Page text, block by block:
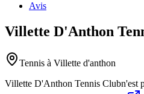
Avis
Villette D'Anthon
Tennis à Villette d'anthon
Villette D'Anthon Tennis Clubn'est